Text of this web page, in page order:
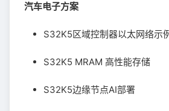
汽车电子方案
S32K5区域控制器以太网络示
S32K5 MRAM 高性能存储
S32K5边缘节点AI部署